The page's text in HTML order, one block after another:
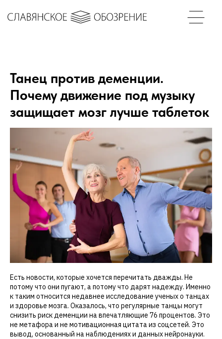
Танец против деменции.
Почему движение под музыку
защищает мозг лучше таблеток
Есть новости, которые хочется перечитать дважды. Не
потому что они пугают, а потому что дарят надежду. Именно
к таким относится недавнее исследование ученых о танцах
и здоровье мозга. Оказалось, что регулярные танцы могут
снизить риск деменции на впечатляющие 76 процентов. Это
не метафора и не мотивационная цитата из соцсетей. Это
вывод, основанный на наблюдениях и данных нейронауки.